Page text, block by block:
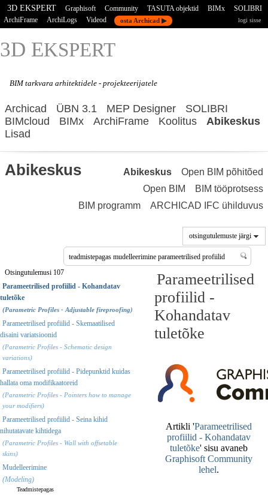
3D EKSPERT Graphisoft Community TASUTA objektid BIMx
SOLIBRI
ArchiFrame
ArchiLogs Videod osta Archicad ▶ logi sisse
3D EKSPERT
BIM tarkvara arhitektidele - projekteerijatele
Archicad ÜBN 3.1 MEP Designer
SOLIBRI
BIMcloud
BIMx ArchiFrame Koolitus
Abikeskus
Lisad
Abikeskus Abikeskus
Open BIM põhitõed
Open BIM
BIM tööprotsess
BIM programm
ARCHICAD IFC ühilduvus
otsingutulemuste järgi
Otsingutulemusi 107
Parameetrilised profiilid - Kohandatav
tuletõke
(Parametric Profiles - Adjustable fireproofing)
Parameetrilised profiilid - Skemaatilised
disaini variatsioonid
(Parametric Profiles - Schematic design
variations)
Parameetrilised profiilid - Pidepunktid kuidas
hallata oma modifikaatoreid
(Parametric Profiles - Pointers how to manage
your modifiers)
Parameetrilised profiilid - Seina kihid
nihutatavate kihtidega
(Parametric Profiles - Wall with offsetable
skins)
Mudelleerimine
(Modeling)
Teadmistepagas
Parameetrilised
profiilid -
Kohandatav
tuletõke